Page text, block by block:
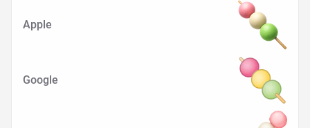
Apple
Google